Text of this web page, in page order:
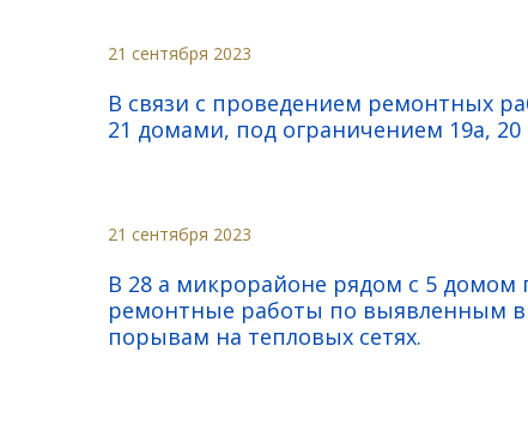
21 сентября 2023
В связи с проведением ремонтных
21 домами, под ограничением 19а, 20
21 сентября 2023
В 28 а микрорайоне рядом с 5
ремонтные работы по выявленным в
порывам на тепловых сетях.